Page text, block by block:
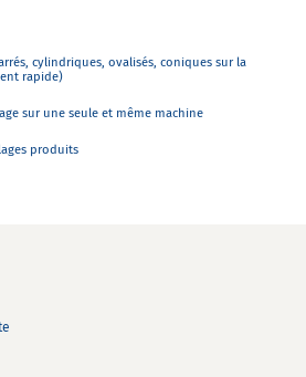
cylindriques, ovalisés, coniques sur la
rapide)
sur une seule et même machine
produits